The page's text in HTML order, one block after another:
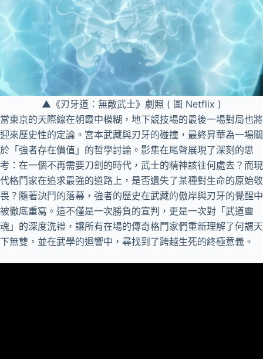
▲《刃牙道：無敵武士》劇照 ( 圖 Netflix )
當東京的天際線在朝霞中模糊，地下競技場的最後一場對局也將
迎來歷史性的定論。宮本武藏與刃牙的碰撞，最終昇華為一場關
於「強者存在價值」的哲學討論。影集在尾聲展現了深刻的思
考：在一個不再需要刀劍的時代，武士的精神該往何處去？而現
代格鬥家在追求最強的道路上，是否遺失了某種對生命的原始敬
畏？隨著決鬥的落幕，強者的歷史在武藏的傲岸與刃牙的覺醒中
被徹底重寫。這不僅是一次勝負的宣判，更是一次對「武道靈
魂」的深度洗禮，讓所有在場的傳奇格鬥家們重新理解了何謂天
下無雙，並在武學的迴響中，尋找到了跨越生死的終極意義。